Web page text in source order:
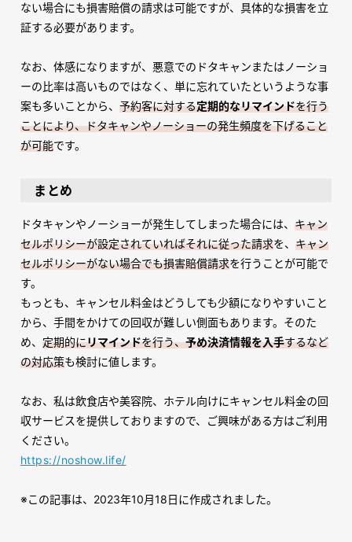
ない場合にも損害賠償の請求は可能ですが、具体的な損害を立
証する必要があります。
なお、体感になりますが、悪意でのドタキャンまたはノーショ
ーの比率は高いものではなく、単に忘れていたというような事
案も多いことから、 予約客に対する定期的なリマインドを行う
ことにより、ドタキャンやノーショーの発生頻度を下げること
が可能です。
まとめ
ドタキャンやノーショーが発生してしまった場合には、 キャン
セルポリシーが設定されていればそれに従った請求を、 キャン
セルポリシーがない場合でも損害賠償請求を行うことが可能で
す。
もっとも、キャンセル料金はどうしても少額になりやすいこと
から、手間をかけての回収が難しい側面もあります。そのた
め、 定期的にリマインドを行う、予め決済情報を入手するなど
の対応策も検討に値します。
なお、私は飲食店や美容院、ホテル向けにキャンセル料金の回
収サービスを提供しておりますので、ご興味がある方はご利用
ください。
https://noshow.life/
※この記事は、2023年10月18日に作成されました。